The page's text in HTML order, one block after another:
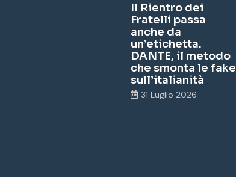
Il Rientro dei
Fratelli passa
anche da
un’etichetta.
DANTE, il metodo
che smonta le fake
sull’italianità
31 Luglio 2026